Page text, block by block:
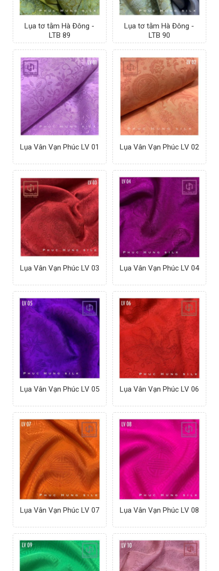
Lụa tơ tằm Hà Đông -
LTB 89
Lụa tơ tằm Hà Đông -
LTB 90
Lụa Vân Vạn Phúc LV 01 Lụa Vân Vạn Phúc LV 02
Lụa Vân Vạn Phúc LV 03 Lụa Vân Vạn Phúc LV 04
Lụa Vân Vạn Phúc LV 05 Lụa Vân Vạn Phúc LV 06
Lụa Vân Vạn Phúc LV 07 Lụa Vân Vạn Phúc LV 08